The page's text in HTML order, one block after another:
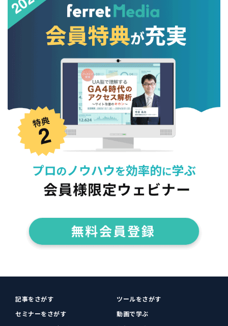
記事をさがす
ツールをさがす
セミナーをさがす
動画で学ぶ